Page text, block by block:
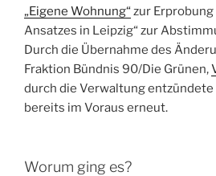
„Eigene Wohnung“ zur
Ansatzes in Leipzig“ zur
Durch die Übernahme des
Fraktion Bündnis 90/Die Grünen,
durch die Verwaltung
bereits im Voraus erneut.
Worum ging es?